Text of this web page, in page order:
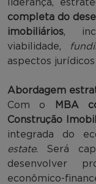
liderança,
completa do
imobiliários,
viabilidade,
aspectos
Abordagem
Com o
MBA
Construção
integrada do
estate. Será
desenvolver
econômico-